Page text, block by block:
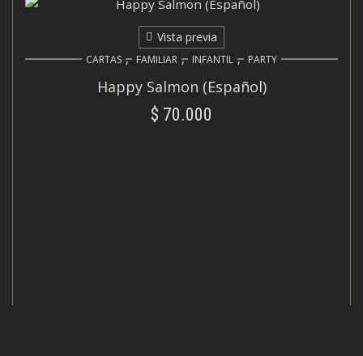
Vista previa
CARTAS , FAMILIAR , INFANTIL , PARTY
Happy Salmon (Español)
$ 70.000